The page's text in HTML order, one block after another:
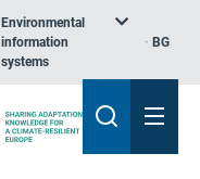
Environmental
information
systems
BG